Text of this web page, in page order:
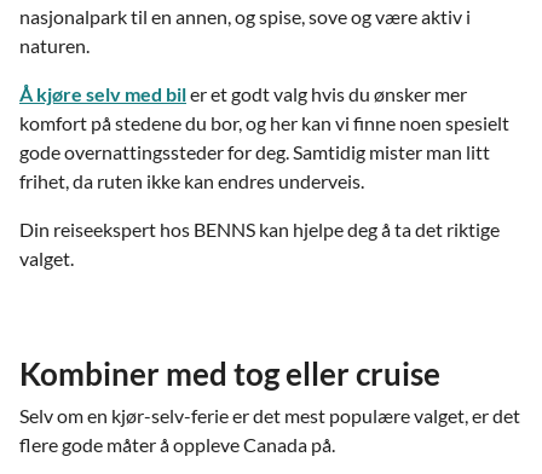
nasjonalpark til en annen, og spise, sove og være aktiv i
naturen.
Å kjøre selv med biler et godt valg hvis du ønsker mer
komfort på stedene du bor, og her kan vi finne noen spesielt
gode overnattingssteder for deg. Samtidig mister man litt
frihet, da ruten ikke kan endres underveis.
Din reiseekspert hos BENNS kan hjelpe deg å ta det riktige
valget.
Kombiner med tog eller cruise
Selv om en kjør-selv-ferie er det mest populære valget, er det
flere gode måter å oppleve Canada på.